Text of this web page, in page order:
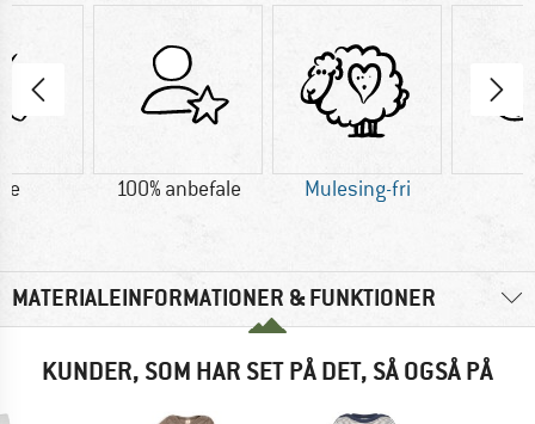
100% anbefale Mulesing-fri
MATERIALEINFORMATIONER & FUNKTIONER
KUNDER, SOM HAR SET PÅ DET, SÅ OGSÅ PÅ